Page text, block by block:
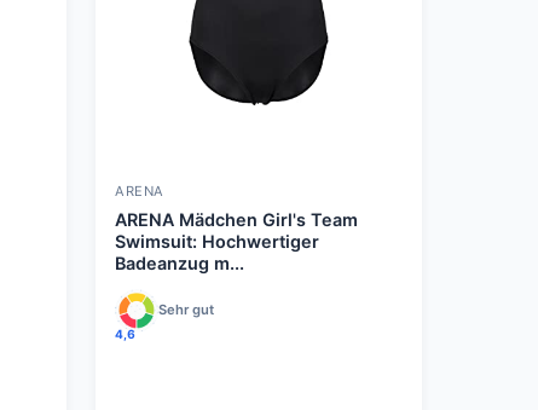
ARENA
ARENA Mädchen Girl's Team
Swimsuit: Hochwertiger
Badeanzug m...
4,6
Sehr gut